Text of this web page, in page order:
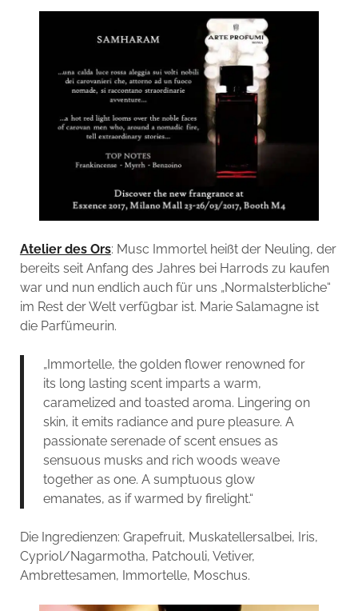
Atelier des Ors: Musc Immortel heißt der Neuling, der
bereits seit Anfang des Jahres bei Harrods zu kaufen
war und nun endlich auch für uns „Normalsterbliche“
im Rest der Welt verfügbar ist. Marie Salamagne ist
die Parfümeurin.
„Immortelle, the golden flower renowned for
its long lasting scent imparts a warm,
caramelized and toasted aroma. Lingering on
skin, it emits radiance and pure pleasure. A
passionate serenade of scent ensues as
sensuous musks and rich woods weave
together as one. A sumptuous glow
emanates, as if warmed by firelight.“
Die Ingredienzen: Grapefruit, Muskatellersalbei, Iris,
Cypriol/Nagarmotha, Patchouli, Vetiver,
Ambrettesamen, Immortelle, Moschus.